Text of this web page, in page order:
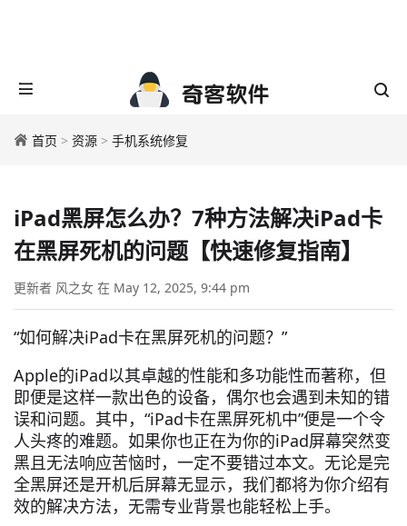
首页 > 资源 > 手机系统修复
iPad黑屏怎么办？7种方法解决iPad卡
在黑屏死机的问题【快速修复指南】
更新者 风之女 在 May 12, 2025, 9:44 pm
“如何解决iPad卡在黑屏死机的问题？”
Apple的iPad以其卓越的性能和多功能性而著称，但
即便是这样一款出色的设备，偶尔也会遇到未知的错
误和问题。其中，“iPad卡在黑屏死机中”便是一个令
人头疼的难题。如果你也正在为你的iPad屏幕突然变
黑且无法响应苦恼时，一定不要错过本文。无论是完
全黑屏还是开机后屏幕无显示，我们都将为你介绍有
效的解决方法，无需专业背景也能轻松上手。